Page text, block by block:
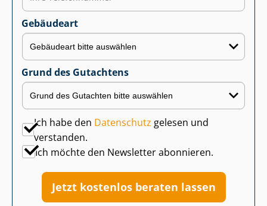
Gebäudeart
Grund des Gutachtens
Ich habe den Datenschutz gelesen und
verstanden.
Ich möchte den Newsletter abonnieren.
Jetzt kostenlos beraten lassen